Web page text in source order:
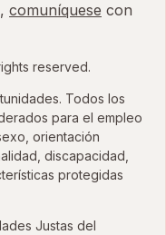
comuníquese con
reserved.
Todos los
para el empleo
orientación
discapacidad,
protegidas
Justas del